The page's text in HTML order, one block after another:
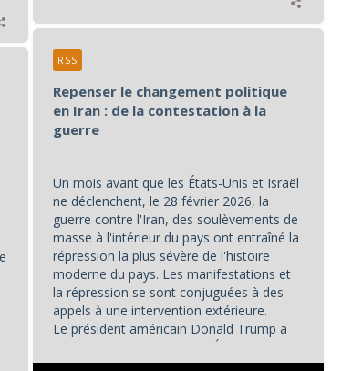
Repenser le changement politique
en Iran : de la contestation à la
guerre
Un mois avant que les États-Unis et Israël
ne déclenchent, le 28 février 2026, la
guerre contre l'Iran, des soulèvements de
masse à l'intérieur du pays ont entraîné la
répression la plus sévère de l'histoire
moderne du pays. Les manifestations et
la répression se sont conjuguées à des
appels à une intervention extérieure.
Le président américain Donald Trump a
déclaré le 2 janvier que les États-Unis...
RSS